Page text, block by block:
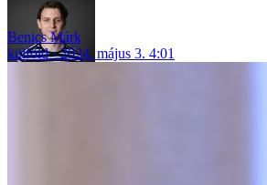
Benics Márk
külföld
2024. május 3. 4:01